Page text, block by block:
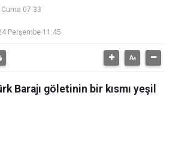
07:33
Perşembe 11:45
Barajı göletinin bir kısmı yeşil